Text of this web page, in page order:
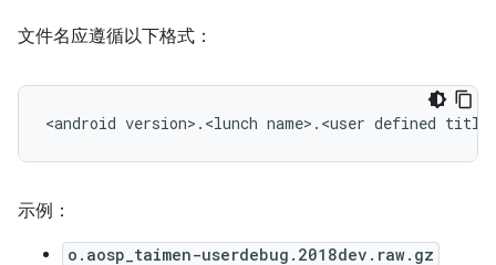
文件名应遵循以下格式：
示例：
o.aosp_taimen-userdebug.2018dev.raw.gz